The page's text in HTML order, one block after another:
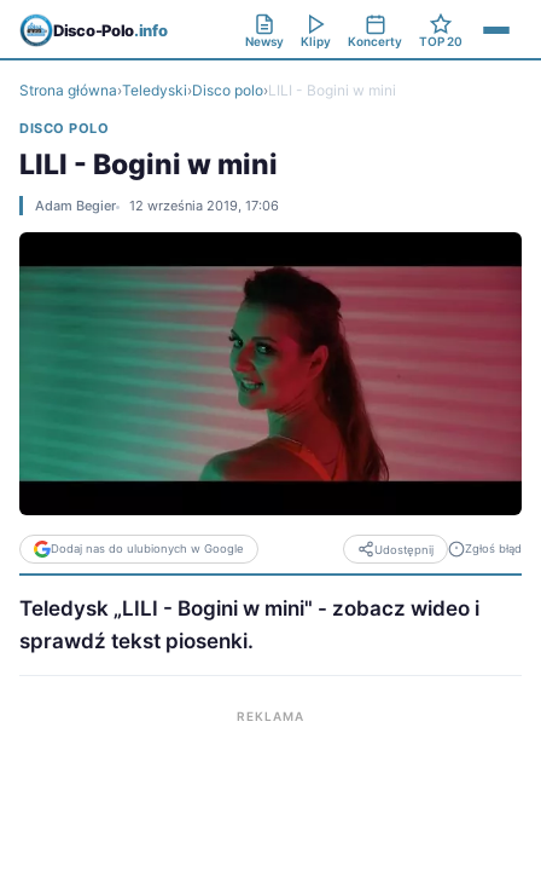
Disco-Polo.info
Newsy Klipy Koncerty TOP 20
Strona główna›Teledyski›Disco polo›LILI - Bogini w mini
DISCO POLO
LILI - Bogini w mini
Adam Begier 12 września 2019, 17:06
Dodaj nas do ulubionych w Google Udostępnij Zgłoś błąd
Teledysk „LILI - Bogini w mini" - zobacz wideo i
sprawdź tekst piosenki.
REKLAMA